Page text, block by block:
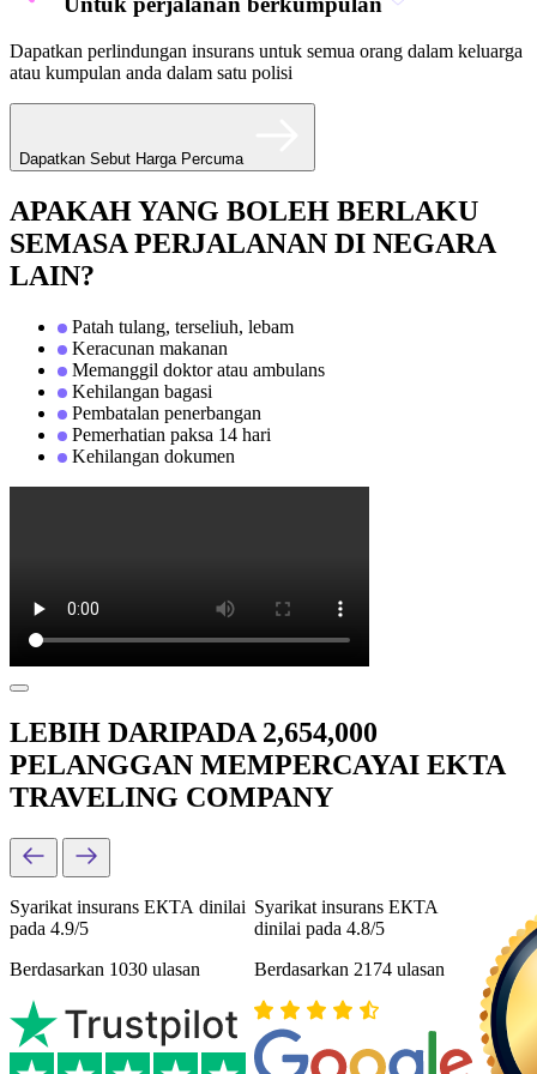
Dapatkan perlindungan insurans untuk semua orang dalam keluarga
atau kumpulan anda dalam satu polisi
Dapatkan Sebut Harga Percuma
APAKAH YANG BOLEH BERLAKU
SEMASA PERJALANAN DI NEGARA
LAIN?
Patah tulang, terseliuh, lebam
Keracunan makanan
Memanggil doktor atau ambulans
Kehilangan bagasi
Pembatalan penerbangan
Pemerhatian paksa 14 hari
Kehilangan dokumen
LEBIH DARIPADA 2,654,000
PELANGGAN MEMPERCAYAI EKTA
TRAVELING COMPANY
Syarikat insurans ЕКТА dinilai
pada 4.9/5
Berdasarkan 1030 ulasan
Syarikat insurans ЕКТА
dinilai pada 4.8/5
Berdasarkan 2174 ulasan